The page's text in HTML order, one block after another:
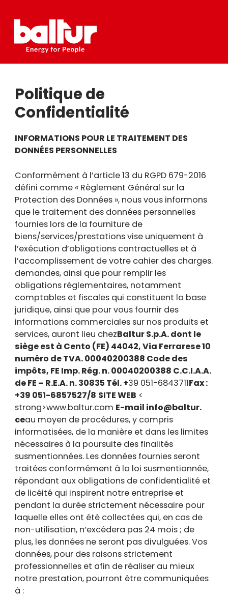
content
Politique de
Confidentialité
INFORMATIONS POUR LE TRAITEMENT DES
DONNÉES PERSONNELLES
Conformément à l’article 13 du RGPD 679-2016
défini comme « Règlement Général sur la
Protection des Données », nous vous informons
que le traitement des données personnelles
fournies lors de la fourniture de
biens/services/prestations vise uniquement à
l’exécution d’obligations contractuelles et à
l’accomplissement de votre cahier des charges.
demandes, ainsi que pour remplir les
obligations réglementaires, notamment
comptables et fiscales qui constituent la base
juridique, ainsi que pour vous fournir des
informations commerciales sur nos produits et
services, auront lieu chezBaltur S.p.A. dont le
siège est à Cento (FE) 44042, Via Ferrarese 10
numéro de TVA. 00040200388 Code des
impôts, FE Imp. Rég. n. 00040200388 C.C.I.A.A.
de FE – R.E.A. n. 30835 Tél. +39 051-6843711Fax :
+39 051-6857527/8 SITE WEB <
strong>www.baltur.com E-mail info@baltur.
ceau moyen de procédures, y compris
informatisées, de la manière et dans les limites
nécessaires à la poursuite des finalités
susmentionnées. Les données fournies seront
traitées conformément à la loi susmentionnée,
répondant aux obligations de confidentialité et
de licéité qui inspirent notre entreprise et
pendant la durée strictement nécessaire pour
laquelle elles ont été collectées qui, en cas de
non-utilisation, n’excédera pas 24 mois ; de
plus, les données ne seront pas divulguées. Vos
données, pour des raisons strictement
professionnelles et afin de réaliser au mieux
notre prestation, pourront être communiquées
à :